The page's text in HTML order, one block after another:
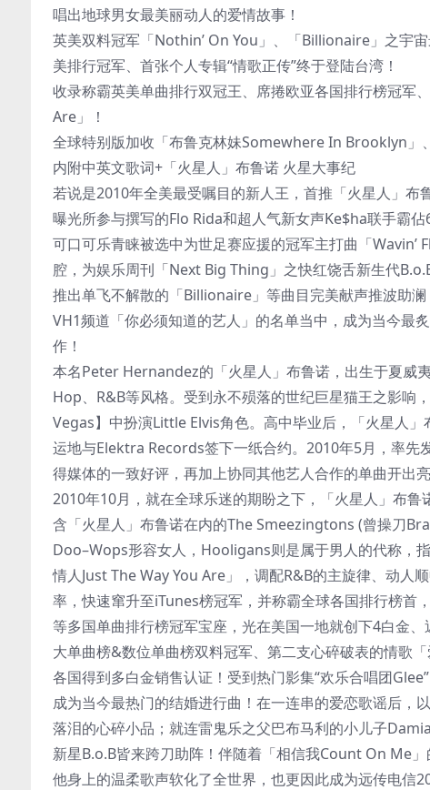
唱出地球男女最美丽动人的爱情故事！
英美双料冠军「Nothin’ On You」、「Billionaire」之宇
美排行冠军、首张个人专辑“情歌正传”终于登陆台湾！
收录称霸英美单曲排行双冠王、席捲欧亚各国排行榜冠军
Are」！
全球特别版加收「布鲁克林妹Somewhere In Brooklyn」
内附中英文歌词+「火星人」布鲁诺 火星大事纪
若说是2010年全美最受嘱目的新人王，首推「火星人」
曝光所参与撰写的Flo Rida和超人气新女声Ke$ha联手霸
可口可乐青睐被选中为世足赛应援的冠军主打曲「
腔，为娱乐周刊「Next Big Thing」之快红饶舌新生代
推出单飞不解散的「Billionaire」等曲目完美献声推波助
VH1频道「你必须知道的艺人」的名单当中，成为当今最
作！
本名Peter Hernandez的「火星人」布鲁诺，出生于夏威
Hop、R&B等风格。受到永不殒落的世纪巨星猫王之影
Vegas】中扮演Little Elvis角色。高中毕业后，「火星人
运地与Elektra Records签下一纸合约。2010年5月，率
得媒体的一致好评，再加上协同其他艺人合作的单曲开出
2010年10月，就在全球乐迷的期盼之下，「火星人」布
含「火星人」布鲁诺在内的The Smeezingtons (曾操刀
Doo–Wops形容女人，Hooligans则是属于男人的代称，
情人Just The Way You Are」，调配R&B的主旋律、动人
率，快速窜升至iTunes榜冠军，并称霸全球各国排行榜
等多国单曲排行榜冠军宝座，光在美国一地就创下4白金
大单曲榜&数位单曲榜双料冠军、第二支心碎破表的情歌
各国得到多白金销售认证！受到热门影集“欢乐合唱团
成为当今最热门的结婚进行曲！在一连串的爱恋歌谣后
落泪的心碎小品；就连雷鬼乐之父巴布马利的小儿子
新星B.o.B皆来跨刀助阵！伴随着「相信我Count On Me
他身上的温柔歌声软化了全世界，也更因此成为远传电信